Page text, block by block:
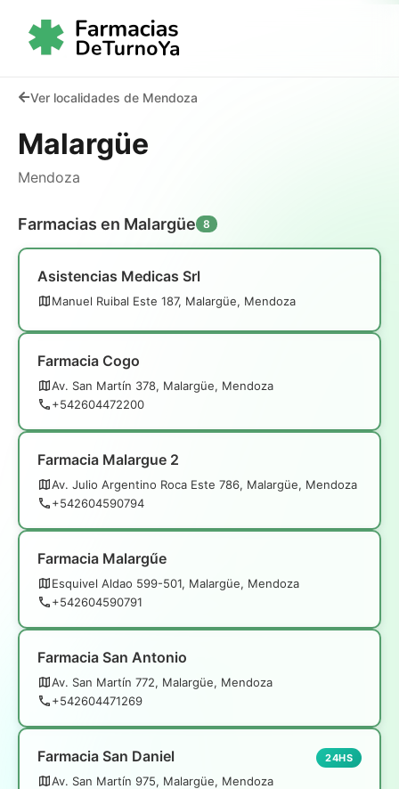
Ver localidades de Mendoza
Malargüe
Mendoza
Farmacias en Malargüe 8
Asistencias Medicas Srl
Manuel Ruibal Este 187, Malargüe, Mendoza
Farmacia Cogo
Av. San Martín 378, Malargüe, Mendoza
+542604472200
Farmacia Malargue 2
Av. Julio Argentino Roca Este 786, Malargüe, Mendoza
+542604590794
Farmacia Malargűe
Esquivel Aldao 599-501, Malargüe, Mendoza
+542604590791
Farmacia San Antonio
Av. San Martín 772, Malargüe, Mendoza
+542604471269
Farmacia San Daniel
Av. San Martín 975, Malargüe, Mendoza
24HS